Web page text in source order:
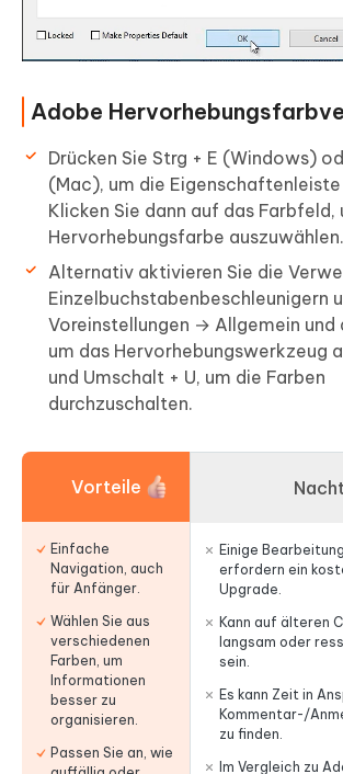
Adobe
Drücken Sie Strg + E (Windows)
(Mac), um die
Klicken Sie dann auf das Farbfeld,
Hervorhebungsfarbe auszuwählen.
Alternativ aktivieren Sie die
Einzelbuchstabenbeschleunigern
Voreinstellungen → Allgemein und
um das Hervorhebungswerkzeug
und Umschalt + U, um die Farben
durchzuschalten.
Vorteile
Einfache
Navigation, auch
für Anfänger.
Wählen Sie aus
verschiedenen
Farben, um
Informationen
besser zu
organisieren.
Passen Sie an, wie
Einige
erfordern ein
Upgrade.
Kann auf älteren
langsam oder
sein.
Es kann Zeit in
Kommentar-/
zu finden.
Im Vergleich zu